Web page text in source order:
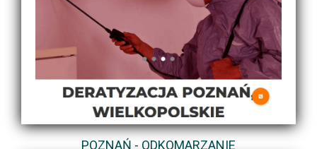
POZNAŃ - ODKOMARZANIE